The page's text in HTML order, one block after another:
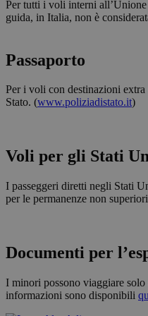
Per tutti i voli interni
guida, in Italia, non è
Passaporto
Per i voli con destinazioni
Stato. (www.poliziadistato.it)
Voli per gli Stati
I passeggeri diretti negli Stati
per le permanenze non
Documenti per
I minori possono viaggiare
informazioni sono disponibili